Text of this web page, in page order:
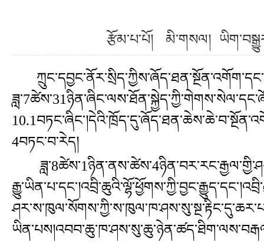
རྩོམ་པ་པོ། མི་གསལ།
4བཏང་བ་རེད།